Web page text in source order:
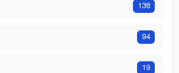
138
94
19